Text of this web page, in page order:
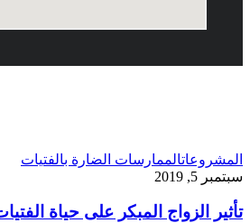
المشروعاتالممارسات الضارة بالفتيات
سبتمبر 5, 2019
تأثير الزواج المبكر على حياة